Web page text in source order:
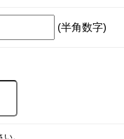
(半角数字)
。